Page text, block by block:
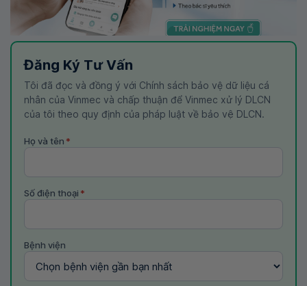
Đăng Ký Tư Vấn
Tôi đã đọc và đồng ý với Chính sách bảo vệ dữ liệu cá
nhân của Vinmec và chấp thuận để Vinmec xử lý DLCN
của tôi theo quy định của pháp luật về bảo vệ DLCN.
Họ và tên *
Số điện thoại *
Bệnh viện